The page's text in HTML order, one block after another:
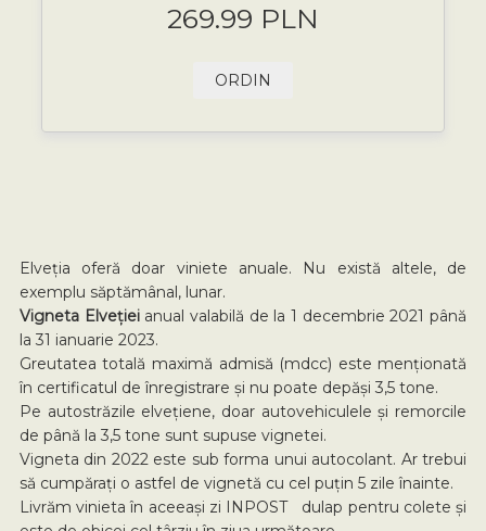
269.99 PLN
ORDIN
Elveția oferă doar viniete anuale. Nu există altele, de
exemplu săptămânal, lunar.
Vigneta Elveției anual valabilă de la 1 decembrie 2021 până
la 31 ianuarie 2023.
Greutatea totală maximă admisă (mdcc) este menționată
în certificatul de înregistrare și nu poate depăși 3,5 tone.
Pe autostrăzile elvețiene, doar autovehiculele și remorcile
de până la 3,5 tone sunt supuse vignetei.
Vigneta din 2022 este sub forma unui autocolant. Ar trebui
să cumpărați o astfel de vignetă cu cel puțin 5 zile înainte.
Livrăm vinieta în aceeași zi INPOST dulap pentru colete și